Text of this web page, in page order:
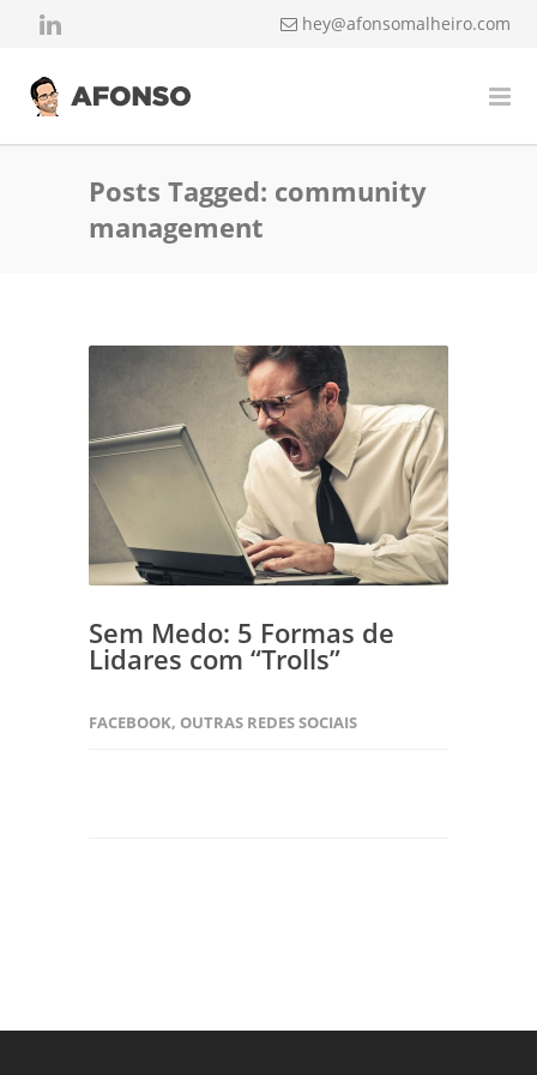
hey@afonsomalheiro.com
Posts Tagged: community
management
Sem Medo: 5 Formas de
Lidares com “Trolls”
FACEBOOK, OUTRAS REDES SOCIAIS